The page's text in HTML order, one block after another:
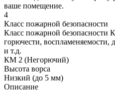
ваше помещение.
4
Класс пожарной безопасности
Класс пожарной безопасности
горючести,
и т.д.
КМ 2 (Негорючий)
Высота ворса
Низкий (до 5 мм)
Описание